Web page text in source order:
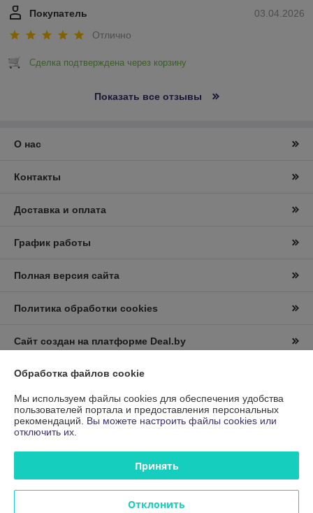
03.04.2026
Покупатель
Отлично
Сделка подтверждена через корзину
Показать все отзывы
О нас
Контакты
Доставка и оплата
График работы
Полная версия сайта
Политика обработки cookies
Сайт создан на платформе Deal.by
Юридическое лицо:Частное производственное унитарное
предприятие "ЛентаФакс"
220028, г.Минск, ул.Маяковского, д.111, офис 116
Регистрационный номер ЕГР: 191680821
Регистрационный орган: Минский горисполком
Обработка файлов cookie
Мы используем файлы cookies для обеспечения удобства
пользователей портала и предоставления персональных
рекомендаций. Вы можете настроить файлы cookies или
отключить их.
Принять
Отклонить